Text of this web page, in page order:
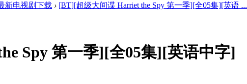
新电视剧下载 › [BT][超级大间谍 Harriet the Spy 第一季][全05集][英语 ...
Spy 第一季][全05集][英语中字]